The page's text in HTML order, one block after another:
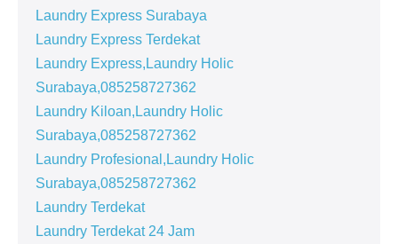
Laundry Express Surabaya
Laundry Express Terdekat
Laundry Express,Laundry Holic
Surabaya,085258727362
Laundry Kiloan,Laundry Holic
Surabaya,085258727362
Laundry Profesional,Laundry Holic
Surabaya,085258727362
Laundry Terdekat
Laundry Terdekat 24 Jam